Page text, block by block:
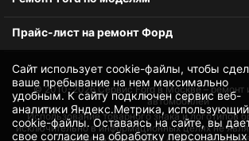
Сайт использует cookie-файлы, чтобы
ваше пребывание на нем максимально
удобным. К cайту подключен сервис веб-
аналитики Яндекс.Метрика, использующий
cookie-файлы. Оставаясь на сайте, вы
своесогласие на обработку персональных
Прайс-лист на ремонт Форд
© 2010-2026Сервис Ford в Москве – ремонт
автомобилей
Использование товарного знака и логотипов
исключительно в информационных целях не